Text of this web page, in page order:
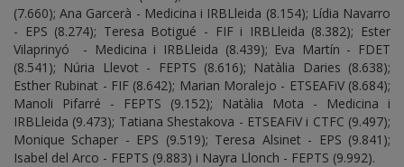
(7.660); Ana Garcerà - Medicina i IRBLleida (8.154); Lídia Navarro
- EPS (8.274); Teresa Botigué - FIF i IRBLleida (8.382); Ester
Vilaprinyó - Medicina i IRBLleida (8.439); Eva Martín - FDET
(8.541); Núria Llevot - FEPTS (8.616); Natàlia Daries (8.638);
Esther Rubinat - FIF (8.642); Marian Moralejo - ETSEAFiV (8.684);
Manoli Pifarré - FEPTS (9.152); Natàlia Mota - Medicina i
IRBLleida (9.473); Tatiana Shestakova - ETSEAFiV i CTFC (9.497);
Monique Schaper - EPS (9.519); Teresa Alsinet - EPS (9.841);
Isabel del Arco - FEPTS (9.883) i Nayra Llonch - FEPTS (9.992).